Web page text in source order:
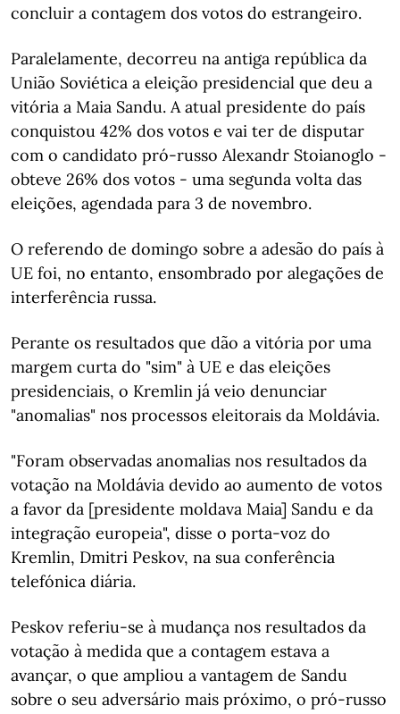
concluir a contagem dos votos do estrangeiro.
Paralelamente, decorreu na antiga república da
União Soviética a eleição presidencial que deu a
vitória a Maia Sandu. A atual presidente do país
conquistou 42% dos votos e vai ter de disputar
com o candidato pró-russo Alexandr Stoianoglo -
obteve 26% dos votos - uma segunda volta das
eleições, agendada para 3 de novembro.
O referendo de domingo sobre a adesão do país à
UE foi, no entanto, ensombrado por alegações de
interferência russa.
Perante os resultados que dão a vitória por uma
margem curta do "sim" à UE e das eleições
presidenciais, o Kremlin já veio denunciar
"anomalias" nos processos eleitorais da Moldávia.
"Foram observadas anomalias nos resultados da
votação na Moldávia devido ao aumento de votos
a favor da [presidente moldava Maia] Sandu e da
integração europeia", disse o porta-voz do
Kremlin, Dmitri Peskov, na sua conferência
telefónica diária.
Peskov referiu-se à mudança nos resultados da
votação à medida que a contagem estava a
avançar, o que ampliou a vantagem de Sandu
sobre o seu adversário mais próximo, o pró-russo